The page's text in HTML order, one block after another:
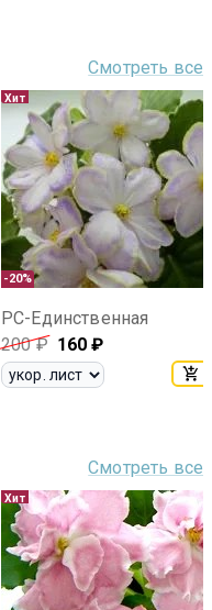
Смотреть все
-20%
Хит
РС-Единственная
200₽ 160 ₽
Смотреть все
Хит